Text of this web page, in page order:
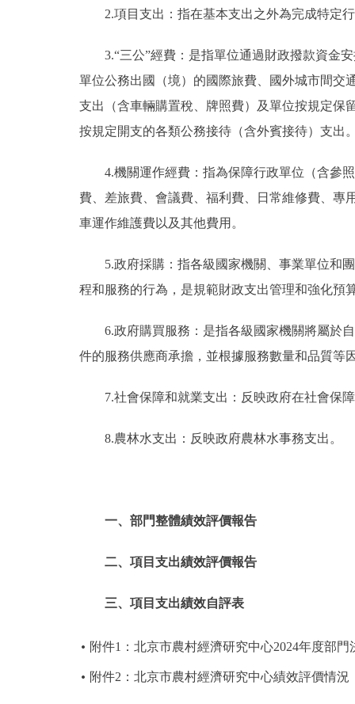
2.項目支出：指在基本支出之外為完成特定
3.“三公”經費：是指單位通過財政撥款資金
單位公務出國（境）的國際旅費、國外城市間交
支出（含車輛購置稅、牌照費）及單位按規定保
按規定開支的各類公務接待（含外賓接待）支出
4.機關運作經費：指為保障行政單位（含參
費、差旅費、會議費、福利費、日常維修費、專
車運作維護費以及其他費用。
5.政府採購：指各級國家機關、事業單位和
程和服務的行為，是規範財政支出管理和強化預
6.政府購買服務：是指各級國家機關將屬於
件的服務供應商承擔，並根據服務數量和品質等
7.社會保障和就業支出：反映政府在社會保
8.農林水支出：反映政府農林水事務支出。
一、部門整體績效評價報告
二、項目支出績效評價報告
三、項目支出績效自評表
附件1：北京市農村經濟研究中心2024年度部門
附件2：北京市農村經濟研究中心績效評價情況